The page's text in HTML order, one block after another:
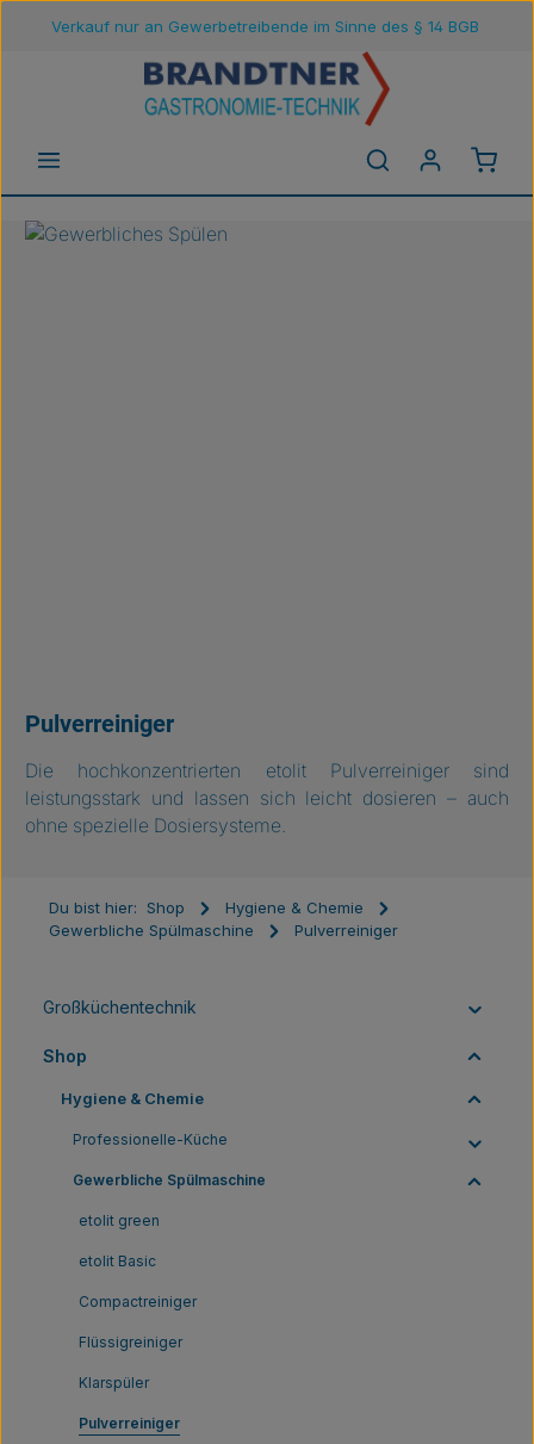
Zum Hauptinhalt springen
Verkauf nur an Gewerbetreibende im Sinne des § 14 BGB
Pulverreiniger
Die hochkonzentrierten etolit Pulverreiniger sind
leistungsstark und lassen sich leicht dosieren – auch
ohne spezielle Dosiersysteme.
Du bist hier: Shop
Hygiene & Chemie
Gewerbliche Spülmaschine
Pulverreiniger
Großküchentechnik
Shop
Hygiene & Chemie
Professionelle-Küche
Gewerbliche Spülmaschine
etolit green
etolit Basic
Compactreiniger
Flüssigreiniger
Klarspüler
Pulverreiniger